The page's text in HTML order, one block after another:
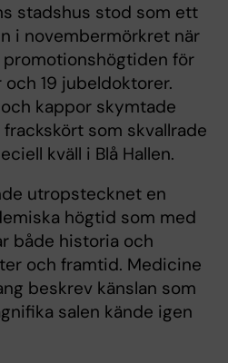
stadshus stod som ett
i novembermörkret när
promotionshögtiden för
och 19 jubeldoktorer.
kappor skymtade
som skvallrade
kväll i Blå Hallen.
utropstecknet en
högtid som med
både historia och
och framtid. Medicine
beskrev känslan som
salen kände igen